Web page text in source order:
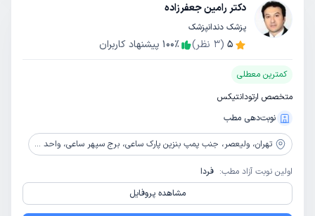
دکتر رامین جعفرزاده
پزشک دندانپزشک
5
(
3 نظر) 100٪ پیشنهاد کاربران
کمترین معطلی
متخصص ارتودانتیکس
نوبت‌دهی مطب
تهران، ولیعصر، جنب پمپ بنزین پارک ساعی، برج سپهر ساعی، واحد 502
اولین نوبت آزاد مطب: فردا
مشاهده پروفایل